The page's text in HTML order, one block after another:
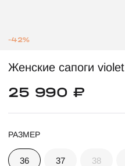
-42%
Женские сапоги violet
25 990 ₽
РАЗМЕР
36 37 38